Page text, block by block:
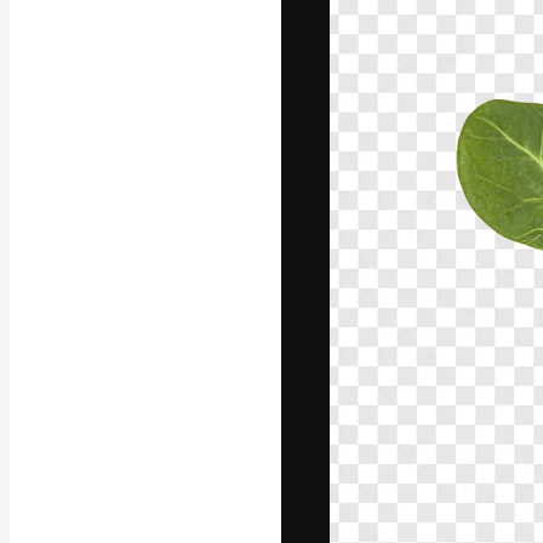
La plateforme
vos meilleurs
d’abonnés :
studios.
Français
Copyright ©